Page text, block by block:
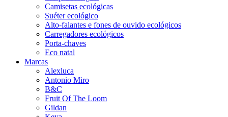
Camisetas ecológicas
Suéter ecológico
Alto-falantes e fones de ouvido ecológicos
Carregadores ecológicos
Porta-chaves
Eco natal
Marcas
Alexluca
Antonio Miro
B&C
Fruit Of The Loom
Gildan